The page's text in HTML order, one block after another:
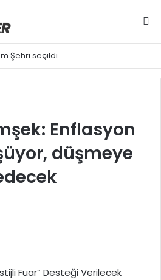
Şehri seçildi
Enflasyon
düşmeye
Fuar” Desteği Verilecek